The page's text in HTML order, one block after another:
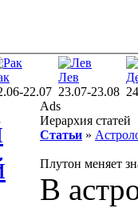
22.07
Лев
23.07-23.08
Ads
Иерархия статей
Статьи »
Плутон меняет
В